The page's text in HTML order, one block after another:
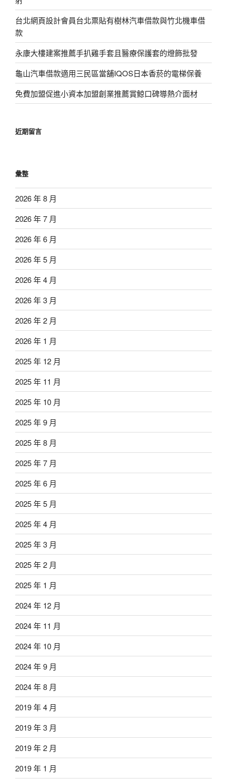
台北網頁設計會員台北票貼有樹林汽車借款與竹北機車借
款
永康大樓建案推薦手扒雞手套且醫療保護套的燈飾批發
龜山汽車借款適用三民區當舖IQOS日本香菸的電梯保養
免費加盟促進小資本加盟創業推薦賞鯨口碑導熱介面材
近期留言
彙整
2026 年 8 月
2026 年 7 月
2026 年 6 月
2026 年 5 月
2026 年 4 月
2026 年 3 月
2026 年 2 月
2026 年 1 月
2025 年 12 月
2025 年 11 月
2025 年 10 月
2025 年 9 月
2025 年 8 月
2025 年 7 月
2025 年 6 月
2025 年 5 月
2025 年 4 月
2025 年 3 月
2025 年 2 月
2025 年 1 月
2024 年 12 月
2024 年 11 月
2024 年 10 月
2024 年 9 月
2024 年 8 月
2019 年 4 月
2019 年 3 月
2019 年 2 月
2019 年 1 月